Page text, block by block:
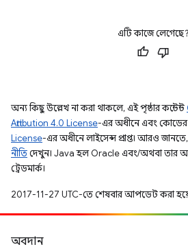
এটি কাজে লেগেছে?
অন্য কিছু উল্লেখ না করা থাকলে, এই পৃষ্ঠার কন্টেন্ট
Attribution 4.0 License-এর অধীনে এবং
License-এর অধীনে লাইসেন্স প্রাপ্ত। আরও জানতে,
নীতিদেখুন। Java হল Oracle এবং/অথবা তার
ট্রেডমার্ক।
2017-11-27 UTC-তে শেষবার আপডেট করা
অবদান